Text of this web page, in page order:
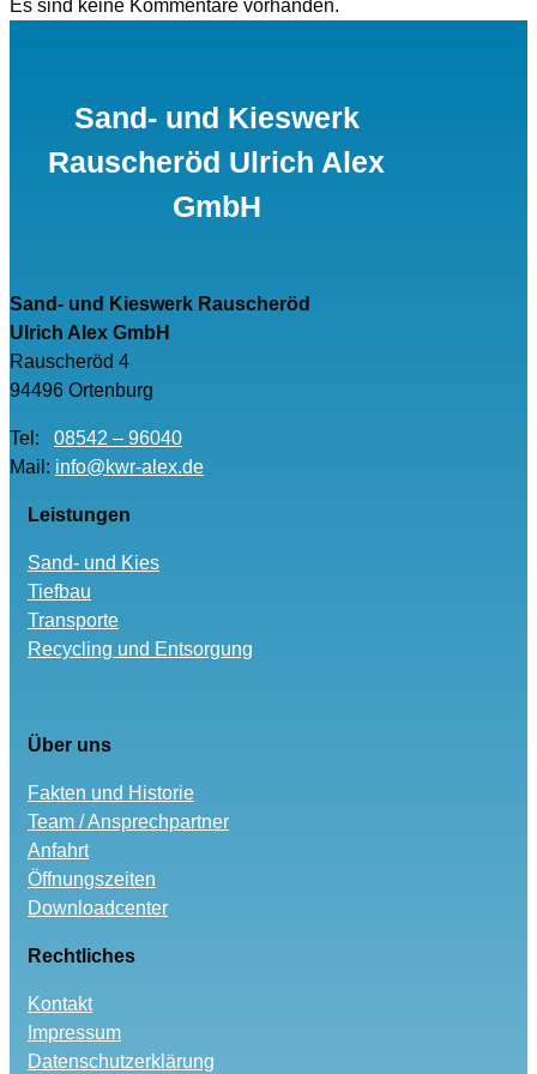
Es sind keine Kommentare vorhanden.
Sand- und Kieswerk
Rauscheröd Ulrich Alex
GmbH
Sand- und Kieswerk Rauscheröd
Ulrich Alex GmbH
Rauscheröd 4
94496 Ortenburg
Tel: 08542 – 96040
Mail: info@kwr-alex.de
Leistungen
Sand- und Kies
Tiefbau
Transporte
Recycling und Entsorgung
Über uns
Fakten und Historie
Team / Ansprechpartner
Anfahrt
Öffnungszeiten
Downloadcenter
Rechtliches
Kontakt
Impressum
Datenschutzerklärung